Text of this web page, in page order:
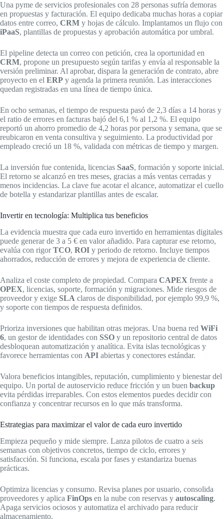
Una pyme de servicios profesionales con 28 personas sufría demoras
en propuestas y facturación. El equipo dedicaba muchas horas a copiar
datos entre correo, CRM y hojas de cálculo. Implantamos un flujo con
iPaaS, plantillas de propuestas y aprobación automática por umbral.
El pipeline detecta un correo con petición, crea la oportunidad en
CRM, propone un presupuesto según tarifas y envía al responsable la
versión preliminar. Al aprobar, dispara la generación de contrato, abre
proyecto en el ERP y agenda la primera reunión. Las interacciones
quedan registradas en una línea de tiempo única.
En ocho semanas, el tiempo de respuesta pasó de 2,3 días a 14 horas y
el ratio de errores en facturas bajó del 6,1 % al 1,2 %. El equipo
reportó un ahorro promedio de 4,2 horas por persona y semana, que se
reubicaron en venta consultiva y seguimiento. La productividad por
empleado creció un 18 %, validada con métricas de tiempo y margen.
La inversión fue contenida, licencias SaaS, formación y soporte inicial.
El retorno se alcanzó en tres meses, gracias a más ventas cerradas y
menos incidencias. La clave fue acotar el alcance, automatizar el cuello
de botella y estandarizar plantillas antes de escalar.
Invertir en tecnología: Multiplica tus beneficios
La evidencia muestra que cada euro invertido en herramientas digitales
puede generar de 3 a 5 € en valor añadido. Para capturar ese retorno,
evalúa con rigorTCO, ROI y periodo de retorno. Incluye tiempos
ahorrados, reducción de errores y mejora de experiencia de cliente.
Analiza el coste completo de propiedad. Compara CAPEX frente a
OPEX, licencias, soporte, formación y migraciones. Mide riesgos de
proveedor y exige SLA claros de disponibilidad, por ejemplo 99,9 %,
y soporte con tiempos de respuesta definidos.
Prioriza inversiones que habilitan otras mejoras. Una buena red WiFi
6, un gestor de identidades con SSO y un repositorio central de datos
desbloquean automatización y analítica. Evita islas tecnológicas y
favorece herramientas con API abiertas y conectores estándar.
Valora beneficios intangibles, reputación, cumplimiento y bienestar del
equipo. Un portal de autoservicio reduce fricción y un buen backup
evita pérdidas irreparables. Con estos elementos puedes decidir con
confianza y concentrar recursos en lo que más transforma.
Estrategias para maximizar el valor de cada euro invertido
Empieza pequeño y mide siempre. Lanza pilotos de cuatro a seis
semanas con objetivos concretos, tiempo de ciclo, errores y
satisfacción. Si funciona, escala por fases y estandariza buenas
prácticas.
Optimiza licencias y consumo. Revisa planes por usuario, consolida
proveedores y aplica FinOps en la nube con reservas y autoscaling.
Apaga servicios ociosos y automatiza el archivado para reducir
almacenamiento.